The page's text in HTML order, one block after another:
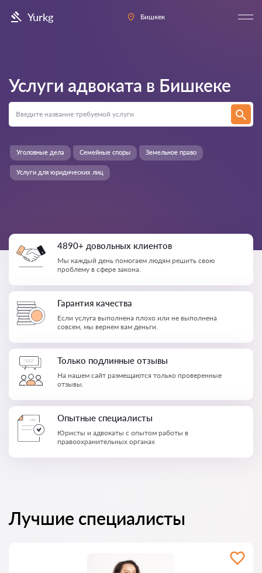
Yurkg Бишкек
Услуги адвоката в Бишкеке
Услуги для юридических лиц
Уголовные дела Семейные споры Земельное право
4890+ довольных клиентов
Мы каждый день помогаем людям решить свою
проблему в сфере закона.
Гарантия качества
Если услуга выполнена плохо или не выполнена
совсем, мы вернем вам деньги.
Только подлинные отзывы
На нашем сайт размещаются только проверенные
отзывы.
Опытные специалисты
Юристы и адвокаты с опытом работы в
правоохранительных органах
Лучшие специалисты